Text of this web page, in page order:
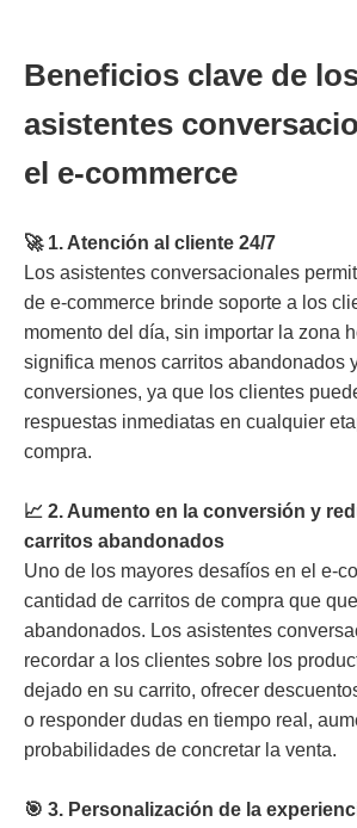
Beneficios clave de
asistentes
el e-commerce
🚀 1. Atención al cliente 24/7
Los asistentes conversacionales
de e-commerce brinde soporte a los
momento del día, sin importar la zona
significa menos carritos abandonados
conversiones, ya que los clientes
respuestas inmediatas en cualquier
compra.
📈 2. Aumento en la conversión y
carritos abandonados
Uno de los mayores desafíos en el e-
cantidad de carritos de compra que
abandonados. Los asistentes
recordar a los clientes sobre los
dejado en su carrito, ofrecer
o responder dudas en tiempo real,
probabilidades de concretar la venta.
🎯 3. Personalización de la